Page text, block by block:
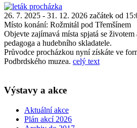
26. 7. 2025 - 31. 12. 2026 začátek od
Místo konání: Rožmitál pod Třemšínem
Objevte zajímavá místa spjatá se
pedagoga a hudebního skladatele.
Průvodce procházkou nyní získáte ve
Podbrdského muzea. celý text
Výstavy a akce
Aktuální akce
Plán akcí 2026